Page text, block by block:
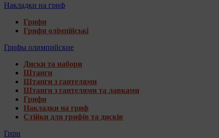
Накладки на гриф
Грифи
Грифи олімпійські
Грифы олимпийские
Диски та набори
Штанги
Штанги з гантелями
Штанги з гантелями та лавками
Грифи
Накладки на гриф
Стійки для грифів та дисків
Гири